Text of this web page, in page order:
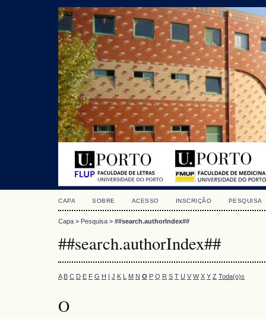
CAPA SOBRE ACESSO INSCRIÇÃO PESQUISA
Capa > Pesquisa > ##search.authorIndex##
##search.authorIndex##
A B C D E F G H I J K L M N O P Q R S T U V W X Y Z Toda(o)s
O